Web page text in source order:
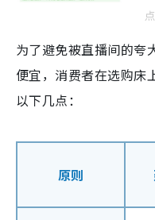
为了避免被直播间的夸
便宜，消费者在选购床
以下几点：
原则